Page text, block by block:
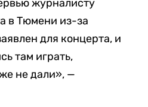
журналисту
в Тюмени из-за
для концерта, и
там играть,
не дали», —